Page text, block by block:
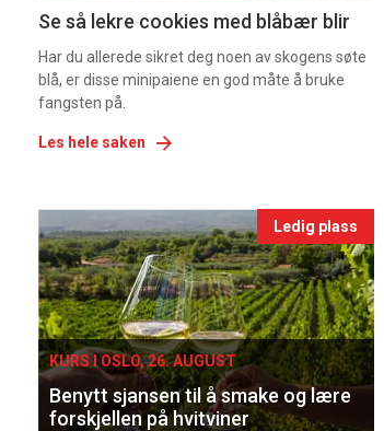
Ukens
vin
Se så lekre cookies med blåbær blir
Har du allerede sikret deg noen av skogens søte
blå, er disse minipaiene en god måte å bruke
fangsten på.
Les hele saken
Events
single
Ledig plass
KURS I OSLO, 26. AUGUST
Benytt sjansen til å smake og lære
forskjellen på hvitviner